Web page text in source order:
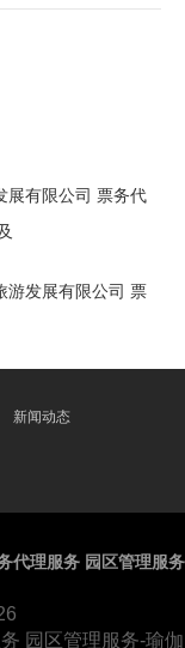
展有限公司 票务代
游发展有限公司 票
新闻动态
代理服务 园区管理服务
园区管理服务-瑜伽